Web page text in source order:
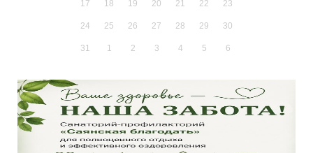
17 18 19 20 21 22 23
24 25 26 27 28 29 30
31 1 2 3 4 5 6